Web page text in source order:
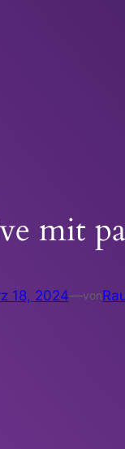
mit
18, 2024—von